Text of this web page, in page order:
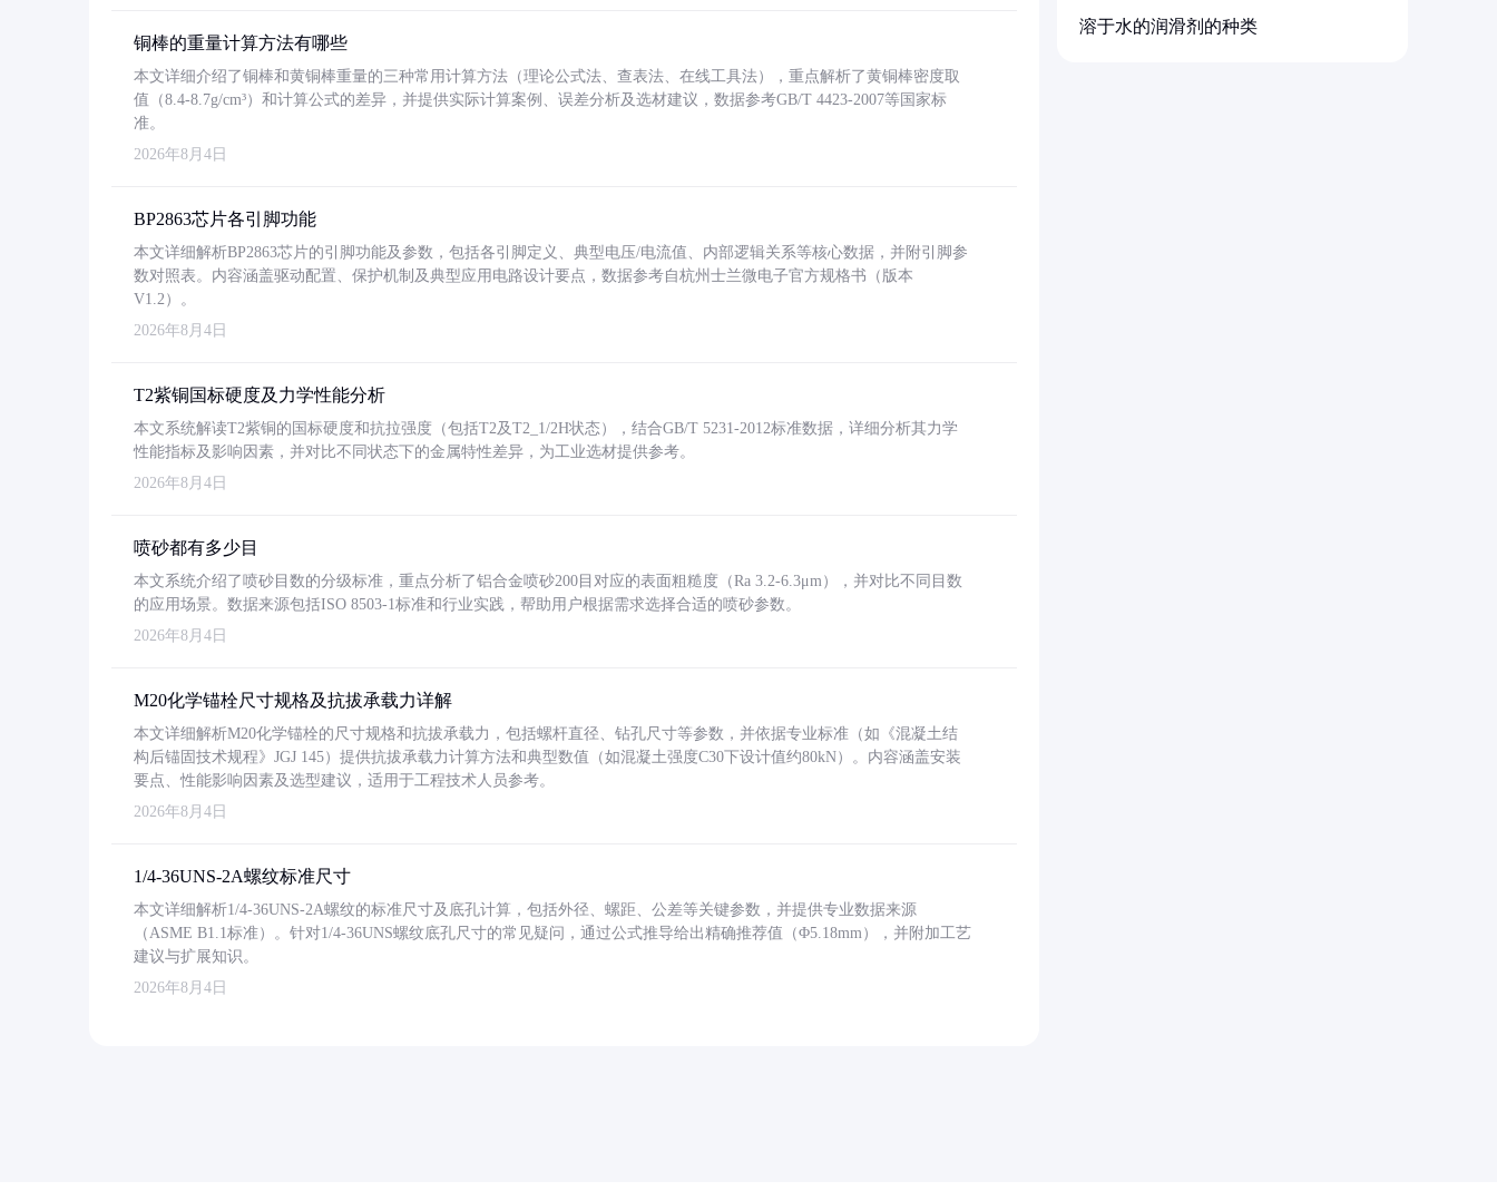
铜棒的重量计算方法有哪些
本文详细介绍了铜棒和黄铜棒重量的三种常用计算方法（理论公式法、查表法、在线工具法），重点解析了黄铜棒密度取
值（8.4-8.7g/cm³）和计算公式的差异，并提供实际计算案例、误差分析及选材建议，数据参考GB/T 4423-2007等国家标
准。
2026年8月4日
BP2863芯片各引脚功能
本文详细解析BP2863芯片的引脚功能及参数，包括各引脚定义、典型电压/电流值、内部逻辑关系等核心数据，并附引脚参
数对照表。内容涵盖驱动配置、保护机制及典型应用电路设计要点，数据参考自杭州士兰微电子官方规格书（版本
V1.2）。
2026年8月4日
T2紫铜国标硬度及力学性能分析
本文系统解读T2紫铜的国标硬度和抗拉强度（包括T2及T2_1/2H状态），结合GB/T 5231-2012标准数据，详细分析其力学
性能指标及影响因素，并对比不同状态下的金属特性差异，为工业选材提供参考。
2026年8月4日
喷砂都有多少目
本文系统介绍了喷砂目数的分级标准，重点分析了铝合金喷砂200目对应的表面粗糙度（Ra 3.2-6.3μm），并对比不同目数
的应用场景。数据来源包括ISO 8503-1标准和行业实践，帮助用户根据需求选择合适的喷砂参数。
2026年8月4日
M20化学锚栓尺寸规格及抗拔承载力详解
本文详细解析M20化学锚栓的尺寸规格和抗拔承载力，包括螺杆直径、钻孔尺寸等参数，并依据专业标准（如《混凝土结
构后锚固技术规程》JGJ 145）提供抗拔承载力计算方法和典型数值（如混凝土强度C30下设计值约80kN）。内容涵盖安装
要点、性能影响因素及选型建议，适用于工程技术人员参考。
2026年8月4日
1/4-36UNS-2A螺纹标准尺寸
本文详细解析1/4-36UNS-2A螺纹的标准尺寸及底孔计算，包括外径、螺距、公差等关键参数，并提供专业数据来源
（ASME B1.1标准）。针对1/4-36UNS螺纹底孔尺寸的常见疑问，通过公式推导给出精确推荐值（Φ5.18mm），并附加工艺
建议与扩展知识。
2026年8月4日
溶于水的润滑剂的种类